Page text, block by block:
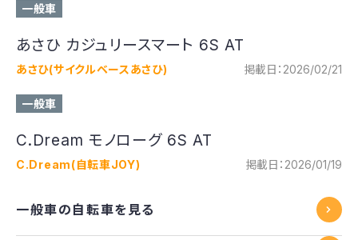
あさひ カジュリースマート 6S AT
一般車
あさひ(サイクルベースあさひ) 掲載日：2026/02/21
C.Dream モノローグ 6S AT
一般車
C.Dream(自転車JOY) 掲載日：2026/01/19
一般車の自転車を見る